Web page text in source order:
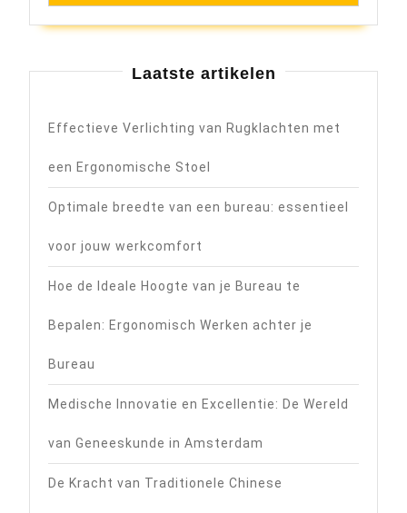
Laatste artikelen
Effectieve Verlichting van Rugklachten met
een Ergonomische Stoel
Optimale breedte van een bureau: essentieel
voor jouw werkcomfort
Hoe de Ideale Hoogte van je Bureau te
Bepalen: Ergonomisch Werken achter je
Bureau
Medische Innovatie en Excellentie: De Wereld
van Geneeskunde in Amsterdam
De Kracht van Traditionele Chinese